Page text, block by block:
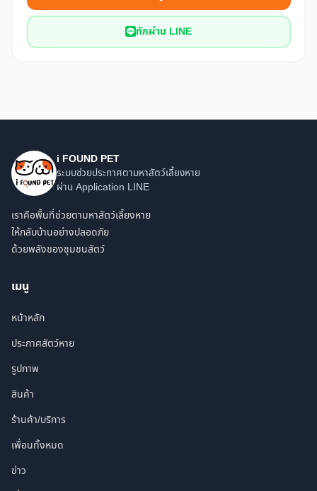
ทักผ่าน LINE
i FOUND PET
ระบบช่วยประกาศตามหาสัตว์เลี้ยงหาย
ผ่าน Application LINE
เราคือพื้นที่ช่วยตามหาสัตว์เลี้ยงหาย
ให้กลับบ้านอย่างปลอดภัย
ด้วยพลังของชุมชนสัตว์
เมนู
หน้าหลัก
ประกาศสัตว์หาย
รูปภาพ
สินค้า
ร้านค้า/บริการ
เพื่อนทั้งหมด
ข่าว